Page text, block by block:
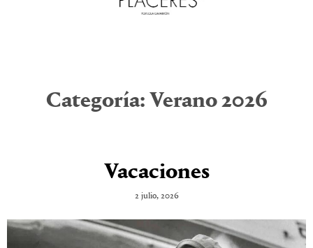
Categoría: Verano 2026
Vacaciones
2 julio, 2026